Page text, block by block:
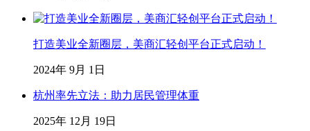
打造美业全新圈层，美商汇轻创平台正式启动！
2024年 9月 1日
杭州率先立法：助力居民管理体重
2025年 12月 19日